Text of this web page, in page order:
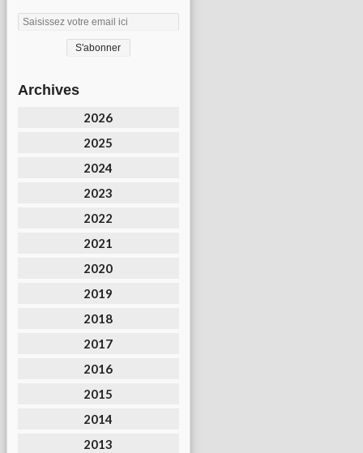
Archives
2026
2025
2024
2023
2022
2021
2020
2019
2018
2017
2016
2015
2014
2013